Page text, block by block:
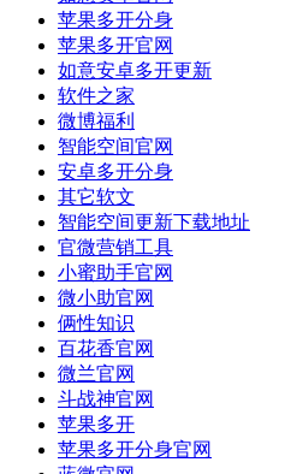
苹果多开分身
苹果多开官网
如意安卓多开更新
软件之家
微博福利
智能空间官网
安卓多开分身
其它软文
智能空间更新下载地址
官微营销工具
小蜜助手官网
微小助官网
俩性知识
百花香官网
微兰官网
斗战神官网
苹果多开
苹果多开分身官网